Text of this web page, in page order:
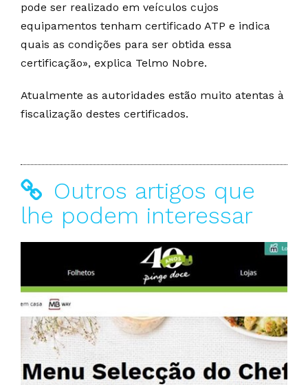
pode ser realizado em veículos cujos
equipamentos tenham certificado ATP e indica
quais as condições para ser obtida essa
certificação», explica Telmo Nobre.
Atualmente as autoridades estão muito atentas à
fiscalização destes certificados.
Outros artigos que
lhe podem interessar